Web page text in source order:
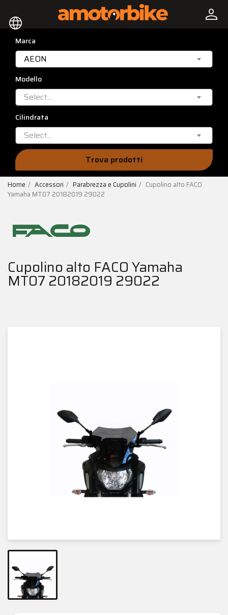
language person
Marca
AEON
Modello
Select...
Cilindrata
Select...
Trova prodotti
Home Accessori Parabrezza e Cupolini
Cupolino alto FACO
Yamaha MT07 20182019 29022
Cupolino alto FACO Yamaha
MT07 20182019 29022